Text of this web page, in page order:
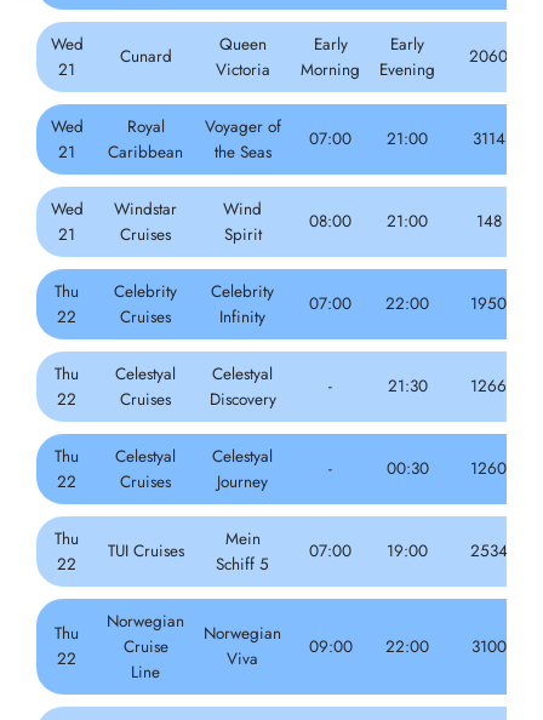
Wed
21
Cunard
Queen
Victoria
Early
Morning
Early
Evening
2060
Wed
21
Royal
Caribbean
Voyager of
the Seas
07:00 21:00 3114
Wed
21
Windstar
Cruises
Wind
Spirit
08:00 21:00 148
Thu
22
Celebrity
Cruises
Celebrity
Infinity
07:00 22:00 1950
Thu
22
Celestyal
Cruises
Celestyal
Discovery
- 21:30 1266
Thu
22
Celestyal
Cruises
Celestyal
Journey
- 00:30 1260
Thu
22
TUI Cruises
Mein
Schiff 5
07:00 19:00 2534
Thu
22
Norwegian
Cruise
Line
Norwegian
Viva
09:00 22:00 3100